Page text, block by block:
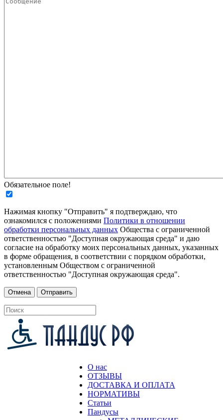
Обязательное поле!
Нажимая кнопку "Отправить" я подтверждаю, что
ознакомился с положениями Политики в отношении
обработки персональных данных Общества с ограниченной
ответственностью "Доступная окружающая среда" и даю
согласие на обработку моих персональных данных, указанных
в форме обращения, в соответствии с порядком обработки,
установленным Обществом с ограниченной
ответственностью "Доступная окружающая среда".
О нас
ОТЗЫВЫ
ДОСТАВКА И ОПЛАТА
НОРМАТИВЫ
Статьи
Пандусы